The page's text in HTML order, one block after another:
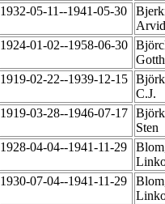
1932-05-11--1941-05-30
1924-01-02--1958-06-30
1919-02-22--1939-12-15
C.J.
1919-03-28--1946-07-17
Sten
1928-04-04--1941-11-29
1930-07-04--1941-11-29